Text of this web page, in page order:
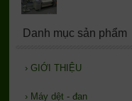
Danh mục sản phẩm
› GIỚI THIỆU
› Máy dệt - đan